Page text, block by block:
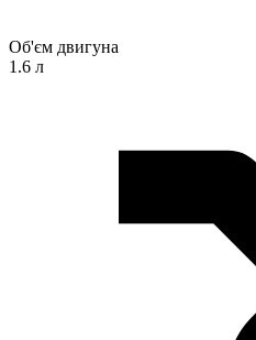
Об'єм двигуна
1.6 л